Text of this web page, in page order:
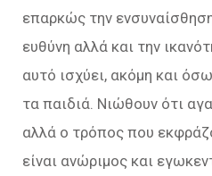
επαρκώς την
ευθύνη αλλά και την
αυτό ισχύει, ακόμη και
τα παιδιά. Νιώθουν ότι
αλλά ο τρόπος που
είναι ανώριμος και